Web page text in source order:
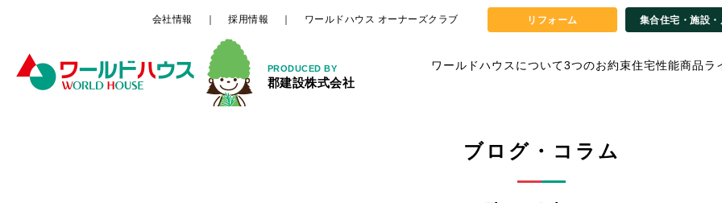
PRODUCED BY
郡建設株式会社
ワールドハウスについて3つのお約束住宅性能商品ラ
会社情報 採用情報 ワールドハウス オーナーズクラブ リフォーム 集合住宅・施設
ブログ・コラム